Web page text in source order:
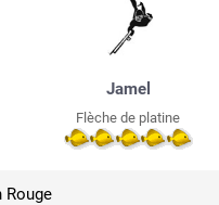
Jamel
Flèche de platine
Rouge